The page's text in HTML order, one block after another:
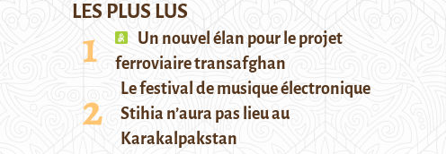
LES PLUS LUS
Un nouvel élan pour le projet
ferroviaire transafghan
Le festival de musique électronique
Stihia n’aura pas lieu au
Karakalpakstan